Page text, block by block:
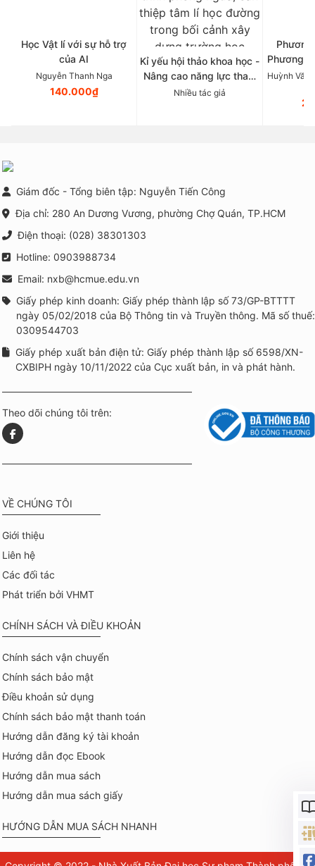
Học Vật lí với sự hỗ trợ
của AI
Nguyễn Thanh Nga
140.000₫
Kỉ yếu hội thảo khoa học -
Nâng cao năng lực tham
vấn nhóm và triển khai
Nhiều tác giả
Phương
Huỳnh Văn
Giám đốc - Tổng biên tập: Nguyễn Tiến Công
Địa chỉ: 280 An Dương Vương, phường Chợ Quán, TP.HCM
Điện thoại: (028) 38301303
Hotline: 0903988734
Email: nxb@hcmue.edu.vn
Giấy phép kinh doanh: Giấy phép thành lập số 73/GP-BTTTT
ngày 05/02/2018 của Bộ Thông tin và Truyền thông. Mã số thuế:
0309544703
Giấy phép xuất bản điện tử: Giấy phép thành lập số 6598/XN-
CXBIPH ngày 10/11/2022 của Cục xuất bản, in và phát hành.
Theo dõi chúng tôi trên:
VỀ CHÚNG TÔI
Giới thiệu
Liên hệ
Các đối tác
Phát triển bởi VHMT
CHÍNH SÁCH VÀ ĐIỀU KHOẢN
Chính sách vận chuyển
Chính sách bảo mật
Điều khoản sử dụng
Chính sách bảo mật thanh toán
Hướng dẫn đăng ký tài khoản
Hướng dẫn đọc Ebook
Hướng dẫn mua sách
Hướng dẫn mua sách giấy
HƯỚNG DẪN MUA SÁCH NHANH